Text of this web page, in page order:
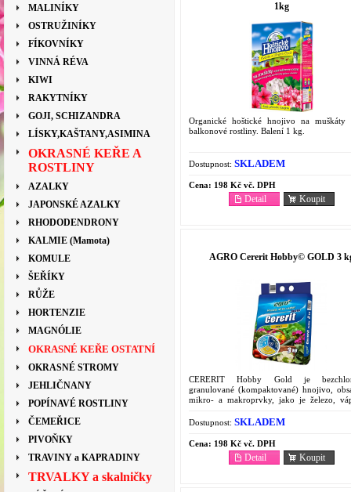
MALINÍKY
OSTRUŽINÍKY
FÍKOVNÍKY
VINNÁ RÉVA
KIWI
RAKYTNÍKY
GOJI, SCHIZANDRA
LÍSKY,KAŠTANY,ASIMINA
OKRASNÉ KEŘE A
ROSTLINY
AZALKY
JAPONSKÉ AZALKY
RHODODENDRONY
KALMIE (Mamota)
KOMULE
ŠEŘÍKY
RŮŽE
HORTENZIE
MAGNÓLIE
OKRASNÉ KEŘE OSTATNÍ
OKRASNÉ STROMY
JEHLIČNANY
POPÍNAVÉ ROSTLINY
ČEMEŘICE
PIVOŇKY
TRAVINY a KAPRADINY
TRVALKY a skalničky
1kg
Organické hoštické hnojivo na muškáty
balkonové rostliny. Balení 1 kg.
Dostupnost: SKLADEM
Cena: 198 Kč vč. DPH
Koupit
Detail
AGRO Cererit Hobby© GOLD 3
CERERIT Hobby Gold je
granulované (kompaktované) hnojivo,
mikro- a makroprvky, jako je železo,
a...
Dostupnost: SKLADEM
Cena: 198 Kč vč. DPH
Koupit
Detail